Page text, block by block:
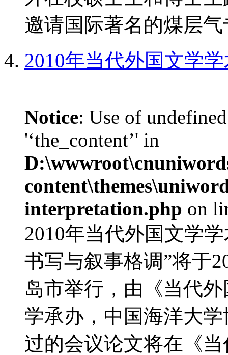
邀请国际著名的煤层
2010年当代外国文学
Notice: Use of
'‘the_content’' in
interpretation.php on
2010年当代外国文学
书写与叙事格调”将于
岛市举行，由《当代
学承办，中国海洋大
过的会议论文将在《